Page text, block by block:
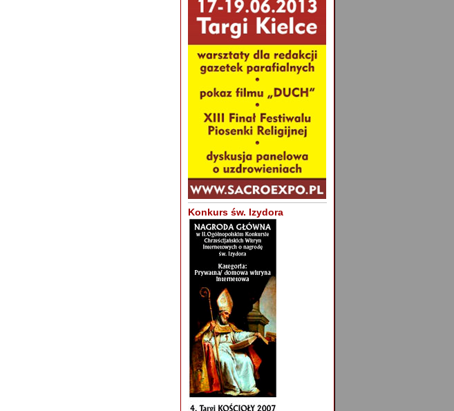
Konkurs św. Izydora